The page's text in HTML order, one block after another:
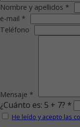
Nombre y apellidos *
e-mail *
Teléfono
Mensaje *
¿Cuánto es: 5 + 7? *
He leído y acepto las